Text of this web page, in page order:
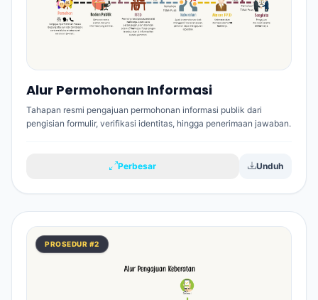
Alur Permohonan Informasi
Tahapan resmi pengajuan permohonan informasi publik dari
pengisian formulir, verifikasi identitas, hingga penerimaan jawaban.
Perbesar Unduh
PROSEDUR #2